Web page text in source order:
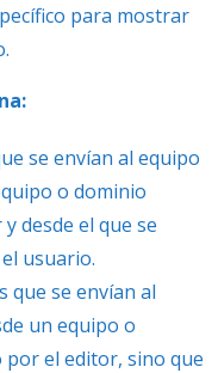
para mostrar
se envían al equipo
o dominio
desde el que se
usuario.
que se envían al
un equipo o
el editor, sino que